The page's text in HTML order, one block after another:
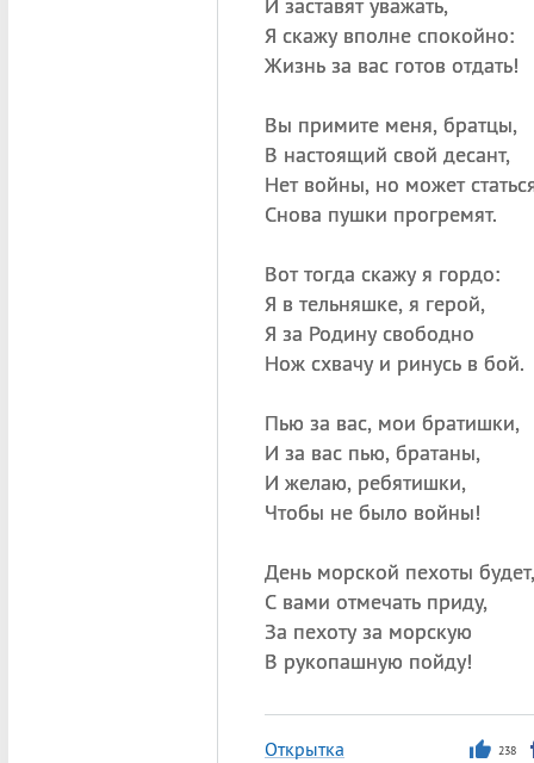
Я скажу вполне спокойно:
Жизнь за вас готов отдать!
Вы примите меня, братцы,
В настоящий свой десант,
Нет войны, но может
Снова пушки прогремят.
Вот тогда скажу я гордо:
Я в тельняшке, я герой,
Я за Родину свободно
Нож схвачу и ринусь в бой.
Пью за вас, мои братишки,
И за вас пью, братаны,
И желаю, ребятишки,
Чтобы не было войны!
День морской пехоты будет,
С вами отмечать приду,
За пехоту за морскую
В рукопашную пойду!
Открытка 238